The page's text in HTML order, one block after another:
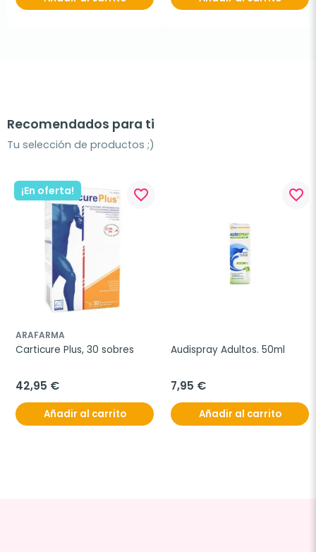
Recomendados para ti
Tu selección de productos ;)
¡En oferta! favorite_border
ARAFARMA
Carticure Plus, 30 sobres
42,95 €
Añadir al carrito
favorite_border
Audispray Adultos. 50ml
7,95 €
Añadir al carrito